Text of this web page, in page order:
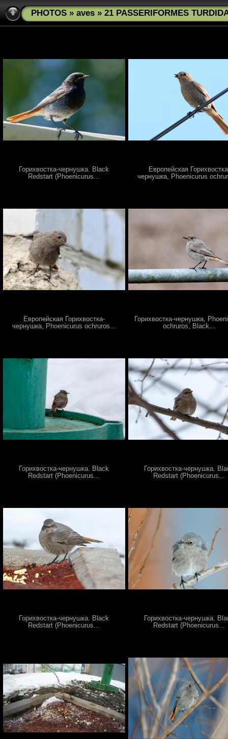
PHOTOS » aves » 21 PASSERIFORMES
Горихвостка-чернушка. Black
Redstart (Phoenicurus...
Европейская
чернушка, Phoenicurus
Европейская Горихвостка-
чернушка, Phoenicurus ochruros...
Горихвостка-чернушка,
ochruros, Black...
Горихвостка-чернушка. Black
Redstart (Phoenicurus...
Горихвостка-чернушка.
Redstart (Phoenicurus...
Горихвостка-чернушка. Black
Redstart (Phoenicurus...
Горихвостка-чернушка.
Redstart (Phoenicurus...